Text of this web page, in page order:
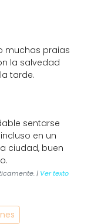
muchas praias
la salvedad
tarde.
sentarse
en un
ciudad, buen
| Ver texto